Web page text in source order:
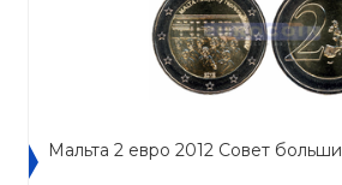
Мальта 2 евро 2012 Совет